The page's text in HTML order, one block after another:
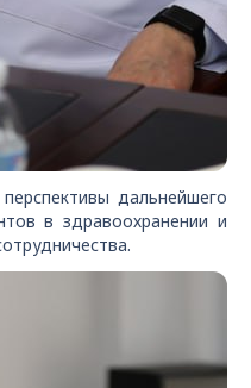
дальнейшего
в здравоохранении и